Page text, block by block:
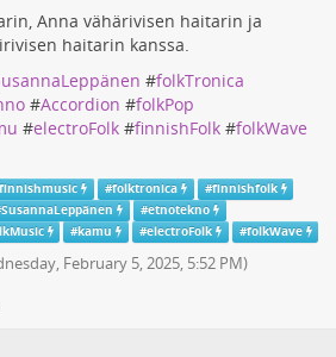
#folkTronica
#Accordion #folkPop
#electroFolk #finnishFolk #folkWave
finnishmusic #folktronica #finnishfolk
SusannaLeppänen #etnotekno
#kamu #electroFolk #folkWave
February 5, 2025, 5:52 PM)